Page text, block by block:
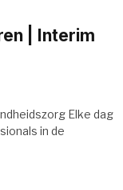
| Interim
Elke dag
in de